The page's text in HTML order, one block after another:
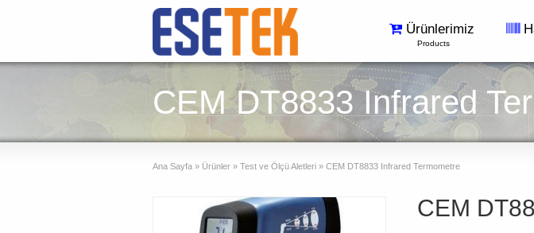
Ürünlerimiz
Products
CEM DT8833 Infrared
Ana Sayfa » Ürünler » Test ve Ölçü Aletleri » CEM DT8833 Infrared Termometre
CEM